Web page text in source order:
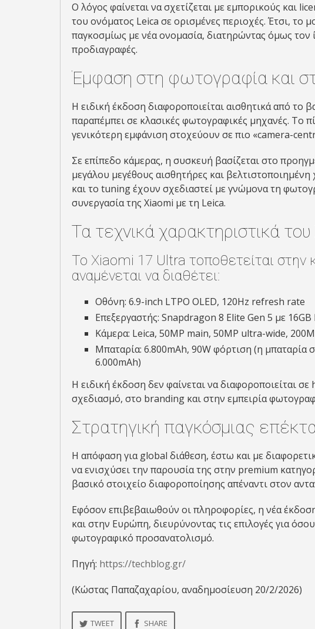
Ο λόγος φαίνεται να σχετίζεται με εμπορικούς και
του ονόματος Leica σε ορισμένες περιοχές. Έτσι, το
παγκοσμίως με νέα ονομασία, διατηρώντας όμως τον
προδιαγραφές.
Έμφαση στη φωτογραφία και
Η ειδική έκδοση διαφοροποιείται αισθητικά από το
παραπέμπει σε κλασικές φωτογραφικές μηχανές. Το
γενικότερη εμφάνιση στοχεύουν σε πιο «camera-
Σε επίπεδο κάμερας, η συσκευή βασίζεται στο
μεγάλου μεγέθους αισθητήρες και
και το tuning έχουν σχεδιαστεί με γνώμονα τη
συνεργασία της Xiaomi με τη Leica.
Τα τεχνικά χαρακτηριστικά
Το Xiaomi 17 Ultra τοποθετείται στην
αναμένεται να διαθέτει:
Οθόνη: 6.9-inch LTPO OLED, 120Hz refresh rate
Επεξεργαστής: Snapdragon 8 Elite Gen 5 με 16GB
Κάμερα: Leica, 50MP main, 50MP ultra-wide,
Μπαταρία: 6.800mAh, 90W φόρτιση (η μπαταρία
6.000mAh)
Η ειδική έκδοση δεν φαίνεται να διαφοροποιείται
σχεδιασμό, στο branding και στην εμπειρία
Στρατηγική παγκόσμιας
Η απόφαση για global διάθεση, έστω και με
να ενισχύσει την παρουσία της στην premium
βασικό στοιχείο διαφοροποίησης απέναντι στον
Εφόσον επιβεβαιωθούν οι πληροφορίες, η νέα
και στην Ευρώπη, διευρύνοντας τις επιλογές για
φωτογραφικό προσανατολισμό.
Πηγή: https://techblog.gr/
(Κώστας Παπαζαχαρίου, αναδημοσίευση 20/2/2026)
TWEET SHARE